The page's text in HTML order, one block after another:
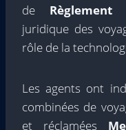
de
juridique des
rôle de la
Les agents ont
combinées de
et réclamées